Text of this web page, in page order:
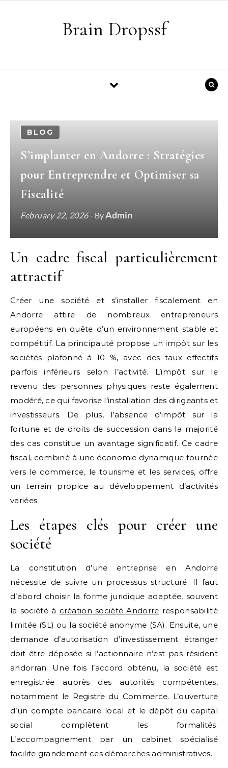
Brain Dropssf
BLOG
S’implanter en Andorre : Stratégies
pour Entreprendre et Optimiser sa
Fiscalité
February 22, 2026- ByAdmin
Un cadre fiscal particulièrement
attractif
Créer une société et s’installer fiscalement en
Andorre attire de nombreux entrepreneurs
européens en quête d’un environnement stable et
compétitif. La principauté propose un impôt sur les
sociétés plafonné à 10 %, avec des taux effectifs
parfois inférieurs selon l’activité. L’impôt sur le
revenu des personnes physiques reste également
modéré, ce qui favorise l’installation des dirigeants et
investisseurs. De plus, l’absence d’impôt sur la
fortune et de droits de succession dans la majorité
des cas constitue un avantage significatif. Ce cadre
fiscal, combiné à une économie dynamique tournée
vers le commerce, le tourisme et les services, offre
un terrain propice au développement d’activités
variées.
Les étapes clés pour créer une
société
La constitution d’une entreprise en Andorre
nécessite de suivre un processus structuré. Il faut
d’abord choisir la forme juridique adaptée, souvent
la société à création société Andorre responsabilité
limitée (SL) ou la société anonyme (SA). Ensuite, une
demande d’autorisation d’investissement étranger
doit être déposée si l’actionnaire n’est pas résident
andorran. Une fois l’accord obtenu, la société est
enregistrée auprès des autorités compétentes,
notamment le Registre du Commerce. L’ouverture
d’un compte bancaire local et le dépôt du capital
social complètent les formalités.
L’accompagnement par un cabinet spécialisé
facilite grandement ces démarches administratives.